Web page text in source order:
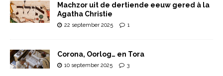
Machzor uit de dertiende eeuw gered à la
Agatha Christie
22 september 2025 1
Corona, Oorlog… en Tora
10 september 2025 3